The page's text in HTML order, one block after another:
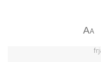
A
A